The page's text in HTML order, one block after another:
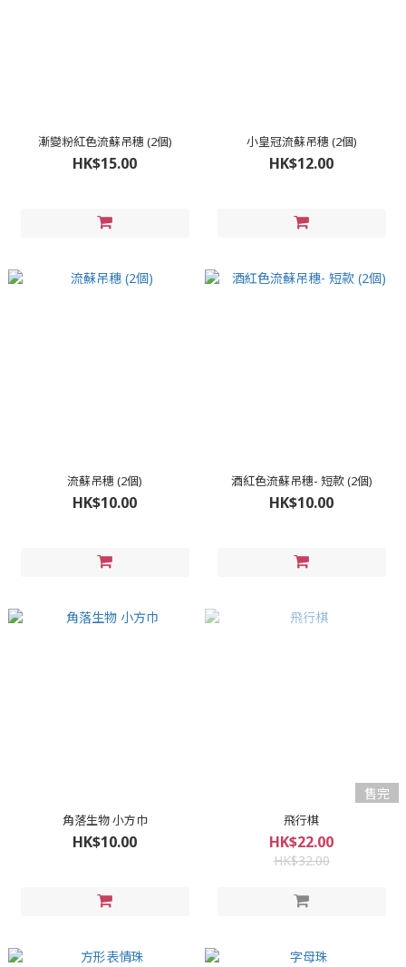
漸變粉紅色流蘇吊穗 (2個)
HK$15.00
小皇冠流蘇吊穗 (2個)
HK$12.00
流蘇吊穗 (2個)
HK$10.00
酒紅色流蘇吊穗- 短款 (2個)
HK$10.00
角落生物 小方巾
HK$10.00
售完
飛行棋
HK$22.00
HK$32.00